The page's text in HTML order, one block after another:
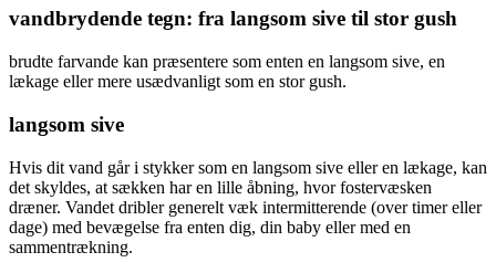
vandbrydende tegn: fra langsom sive til stor gush
brudte farvande kan præsentere som enten en langsom sive, en
lækage eller mere usædvanligt som en stor gush.
langsom sive
Hvis dit vand går i stykker som en langsom sive eller en lækage, kan
det skyldes, at sækken har en lille åbning, hvor fostervæsken
dræner. Vandet dribler generelt væk intermitterende (over timer eller
dage) med bevægelse fra enten dig, din baby eller med en
sammentrækning.